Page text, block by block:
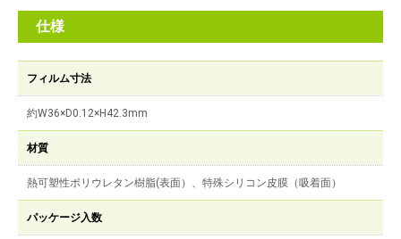
仕様
フィルム寸法
約W36×D0.12×H42.3mm
材質
熱可塑性ポリウレタン樹脂(表面）、特殊シリコン皮膜（吸着面）
パッケージ入数